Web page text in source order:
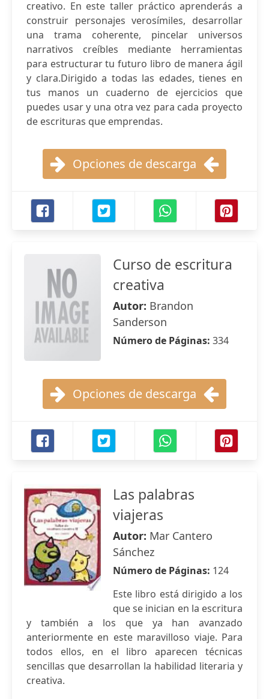
creativo. En este taller práctico aprenderás a
construir personajes verosímiles, desarrollar
una trama coherente, pincelar universos
narrativos creíbles mediante herramientas
para estructurar tu futuro libro de manera ágil
y clara.Dirigido a todas las edades, tienes en
tus manos un cuaderno de ejercicios que
puedes usar y una otra vez para cada proyecto
de escrituras que emprendas.
Opciones de descarga
Curso de escritura
creativa
Autor: Brandon
Sanderson
Número de Páginas: 334
Opciones de descarga
Las palabras
viajeras
Autor: Mar Cantero
Sánchez
Número de Páginas: 124
Este libro está dirigido a los
que se inician en la escritura
y también a los que ya han avanzado
anteriormente en este maravilloso viaje. Para
todos ellos, en el libro aparecen técnicas
sencillas que desarrollan la habilidad literaria y
creativa.